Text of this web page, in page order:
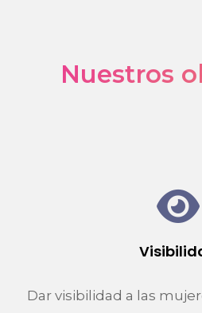
Nuestros
Dar visibilidad a las